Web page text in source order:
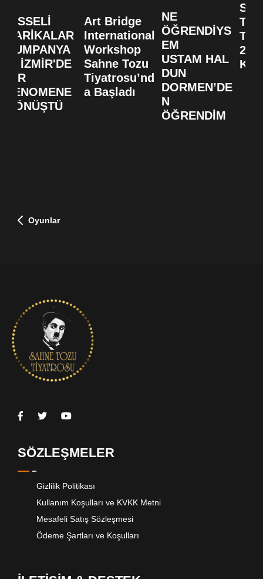
HİSSELİ
HARİKALAR
KUMPANYA
SI İZMİR'DE
BİR
FENOMENE
DÖNÜŞTÜ
Art Bridge
International
Workshop
Sahne Tozu
Tiyatrosu’nd
a Başladı
NE
ÖĞRENDİYS
EM
USTAM HAL
DUN
DORMEN’DE
N
ÖĞRENDİM
20.
Oyunlar
SÖZLEŞMELER
Gizlilik Politikası
Kullanım Koşulları ve KVKK Metni
Mesafeli Satış Sözleşmesi
Ödeme Şartları ve Koşulları